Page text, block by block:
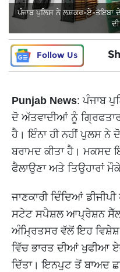
ਪੰਜਾਬ ਪੁਲਿਸ ਨੇ ਲਸ਼ਕਰ-ਏ-ਤੋਇਬਾ
Follow Us
Punjab News: ਪੰਜਾਬ
ਦੋ ਅੱਤਵਾਦੀਆਂ ਨੂੰ
ਹੈ। ਇੰਨਾ ਹੀ ਨਹੀਂ ਪੁਲਸ ਨੇ
ਬਰਾਮਦ ਕੀਤਾ ਹੈ। ਮਕਸਦ
ਫੈਲਾਉਣਾ ਅਤੇ ਤਿਉਹਾਰਾਂ
ਜਾਣਕਾਰੀ ਦਿੰਦਿਆਂ
ਸਟੇਟ ਸਪੈਸ਼ਲ ਆਪ੍ਰੇਸ਼ਨ
ਅੰਮ੍ਰਿਤਸਰ ਵੱਲੋਂ ਇਹ
ਵਿੱਚ ਭਾਰਤ ਦੀਆਂ ਖੁਫੀਆ
ਦਿੱਤਾ। ਇਨਪੁਟ ਤੋਂ ਬਾਅਦ